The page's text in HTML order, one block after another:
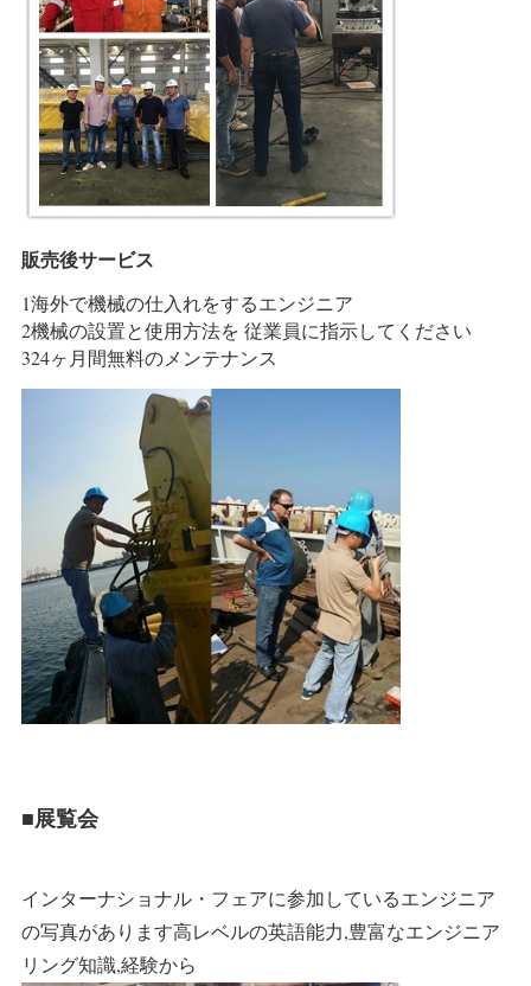
販売後サービス
1海外で機械の仕入れをするエンジニア
2機械の設置と使用方法を 従業員に指示してください
324ヶ月間無料のメンテナンス
■展覧会
インターナショナル・フェアに参加しているエンジニア
の写真があります高レベルの英語能力,豊富なエンジニア
リング知識,経験から